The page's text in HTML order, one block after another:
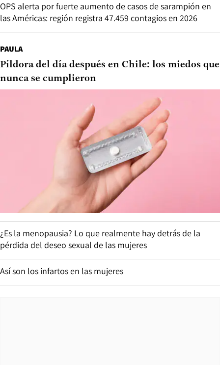
OPS alerta por fuerte aumento de casos de sarampión en
las Américas: región registra 47.459 contagios en 2026
PAULA
Píldora del día después en Chile: los miedos que
nunca se cumplieron
¿Es la menopausia? Lo que realmente hay detrás de la
pérdida del deseo sexual de las mujeres
Así son los infartos en las mujeres